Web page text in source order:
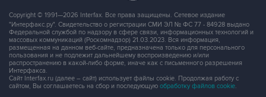
Copyright © 1991—2026 Interfax. Все права защищены. Сетевое издание
"Интерфакс.ру". Свидетельство о регистрации СМИ ЭЛ № ФС 77 - 84928 выдано
Федеральной службой по надзору в сфере связи, информационных технологий и
массовых коммуникаций (Роскомнадзор) 21.03.2023. Вся информация,
размещенная на данном веб-сайте, предназначена только для персонального
пользования и не подлежит дальнейшему воспроизведению и/или
распространению в какой-либо форме, иначе как с письменного разрешения
Интерфакса.
Сайт Interfax.ru (далее – сайт) использует файлы cookie. Продолжая работу с
сайтом, Вы соглашаетесь на сбор и последующую обработку файлов cookie.